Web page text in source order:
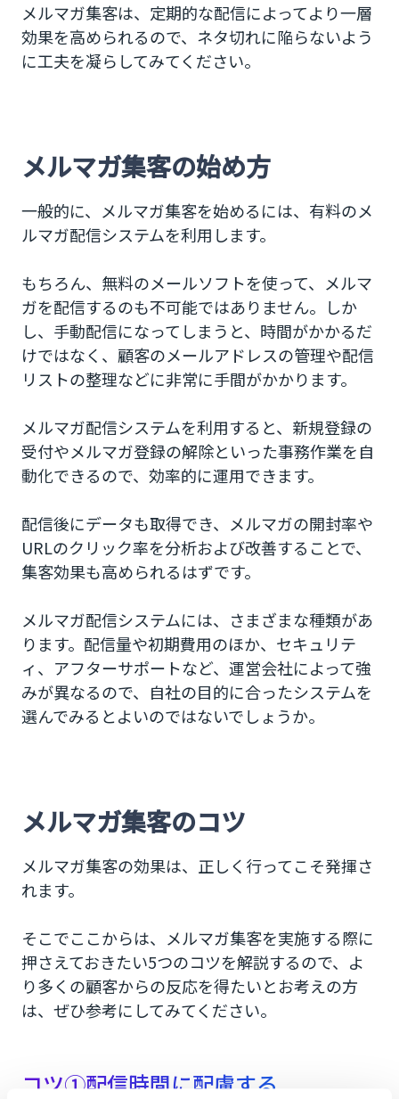
メルマガ集客は、定期的な配信によってより一層
効果を高められるので、ネタ切れに陥らないよう
に工夫を凝らしてみてください。
メルマガ集客の始め方
一般的に、メルマガ集客を始めるには、有料のメ
ルマガ配信システムを利用します。
もちろん、無料のメールソフトを使って、メルマ
ガを配信するのも不可能ではありません。しか
し、手動配信になってしまうと、時間がかかるだ
けではなく、顧客のメールアドレスの管理や配信
リストの整理などに非常に手間がかかります。
メルマガ配信システムを利用すると、新規登録の
受付やメルマガ登録の解除といった事務作業を自
動化できるので、効率的に運用できます。
配信後にデータも取得でき、メルマガの開封率や
URLのクリック率を分析および改善することで、
集客効果も高められるはずです。
メルマガ配信システムには、さまざまな種類があ
ります。配信量や初期費用のほか、セキュリテ
ィ、アフターサポートなど、運営会社によって強
みが異なるので、自社の目的に合ったシステムを
選んでみるとよいのではないでしょうか。
メルマガ集客のコツ
メルマガ集客の効果は、正しく行ってこそ発揮さ
れます。
そこでここからは、メルマガ集客を実施する際に
押さえておきたい5つのコツを解説するので、よ
り多くの顧客からの反応を得たいとお考えの方
は、ぜひ参考にしてみてください。
コツ①配信時間に配慮する